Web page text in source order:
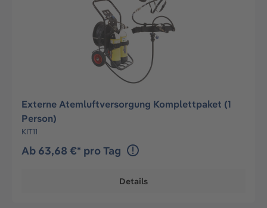
Externe Atemluftversorgung Komplettpaket (1
Person)
KIT11
Ab 63,68 €* pro Tag
Details